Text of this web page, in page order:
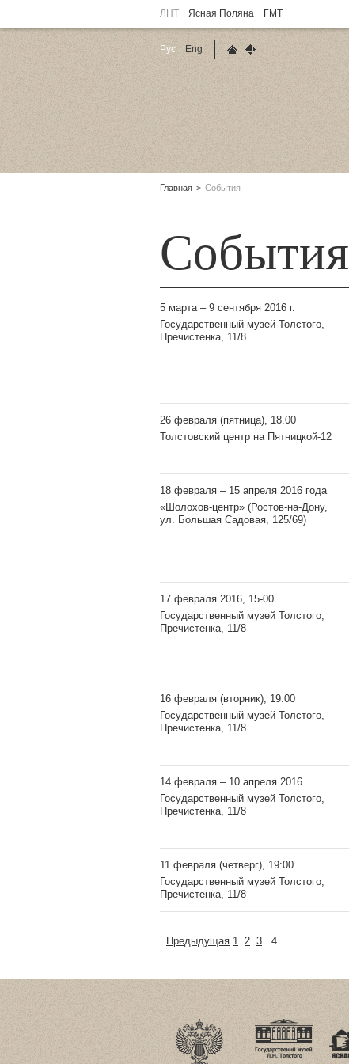
ЛНТ Ясная Поляна ГМТ
Родительские
Главная События
События
5 марта – 9 сентября 2016 г.
Государственный музей Толстого,
Пречистенка, 11/8
26 февраля (пятница), 18.00
Толстовский центр на Пятницкой-12
18 февраля – 15 апреля 2016 года
«Шолохов-центр» (Ростов-на-Дону,
ул. Большая Садовая, 125/69)
17 февраля 2016, 15-00
Государственный музей Толстого,
Пречистенка, 11/8
16 февраля (вторник), 19:00
Государственный музей Толстого,
Пречистенка, 11/8
14 февраля – 10 апреля 2016
Государственный музей Толстого,
Пречистенка, 11/8
11 февраля (четверг), 19:00
Государственный музей Толстого,
Пречистенка, 11/8
Предыдущая 1 2 3 4
Рус
Eng